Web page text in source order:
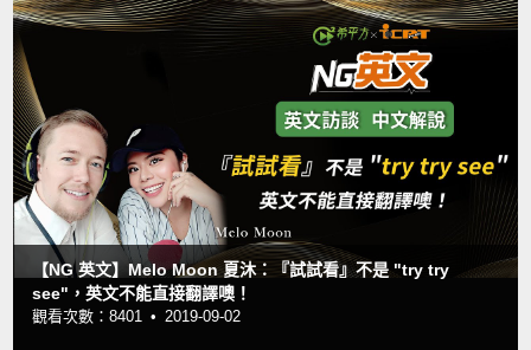
【NG 英文】Melo Moon 夏沐：『試試看』不是 "try try
see"，英文不能直接翻譯噢！
觀看次數：8401 •2019-09-02